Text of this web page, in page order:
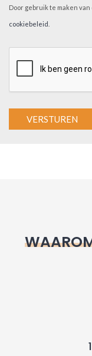
Door gebruik te maken
cookiebeleid